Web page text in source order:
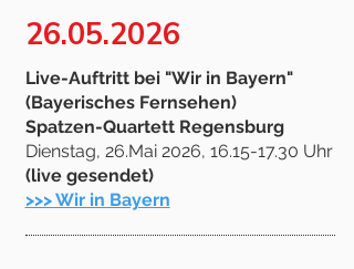
26.05.2026
Live-Auftritt bei "Wir in Bayern"
(Bayerisches Fernsehen)
Spatzen-Quartett Regensburg
Dienstag, 26.Mai 2026, 16.15-17.30 Uhr
(live gesendet)
>>> Wir in Bayern